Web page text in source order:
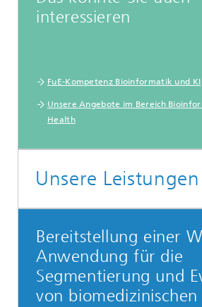
interessieren
FuE-Kompetenz Bioinformatik und KI
Unsere Angebote im Bereich
Health
Unsere Leistungen
Bereitstellung einer
Anwendung für die
Segmentierung und
von